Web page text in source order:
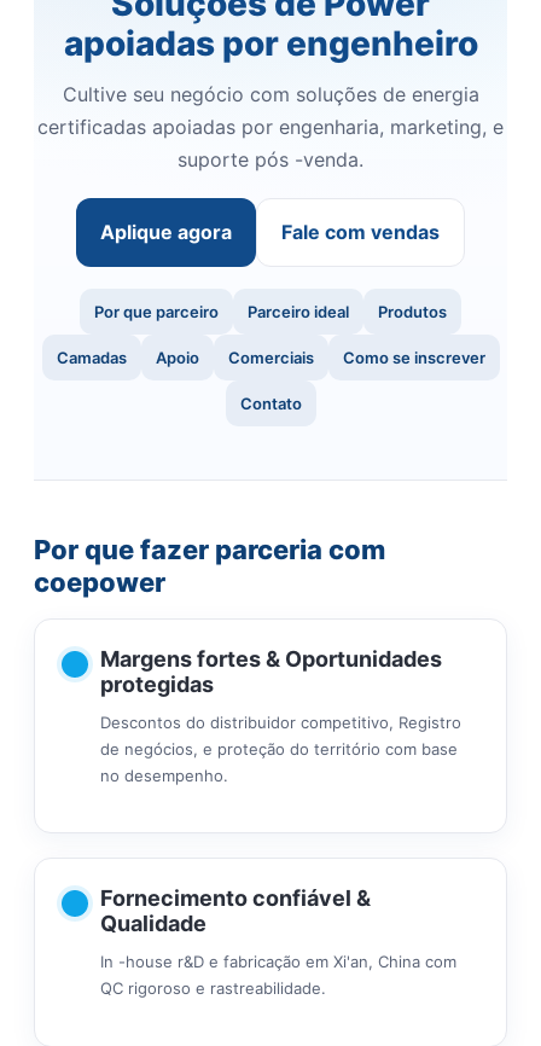
apoiadas por engenheiro
Cultive seu negócio com soluções de energia
certificadas apoiadas por engenharia, marketing, e
suporte pós -venda.
Aplique agora Fale com vendas
Por que parceiro Parceiro ideal Produtos
Camadas Apoio Comerciais Como se inscrever
Contato
Por que fazer parceria com
coepower
Margens fortes & Oportunidades
protegidas
Descontos do distribuidor competitivo, Registro
de negócios, e proteção do território com base
no desempenho.
Fornecimento confiável &
Qualidade
In -house r&D e fabricação em Xi'an, China com
QC rigoroso e rastreabilidade.